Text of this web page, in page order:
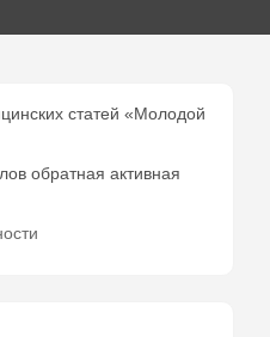
статей «Молодой
обратная активная